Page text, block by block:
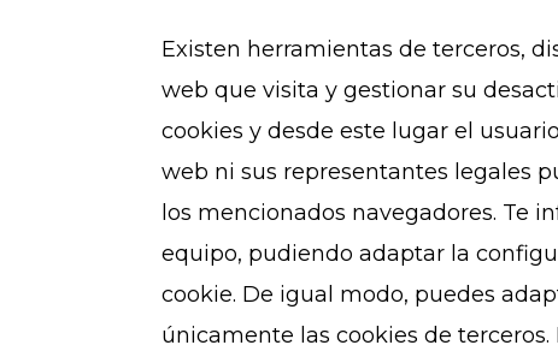
Existen herramientas de terceros,
web que visita y gestionar su
cookies y desde este lugar el
web ni sus representantes legales
los mencionados navegadores. Te
equipo, pudiendo adaptar la
cookie. De igual modo, puedes
únicamente las cookies de